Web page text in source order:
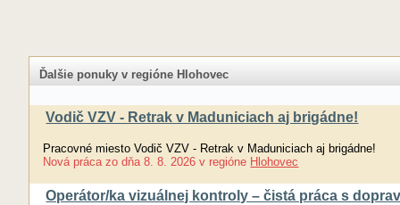
Ďalšie ponuky v regióne Hlohovec
Vodič VZV - Retrak v Maduniciach aj brigádne!
Pracovné miesto Vodič VZV - Retrak v Maduniciach aj brigádne!
Nová práca zo dňa 8. 8. 2026 v regióne Hlohovec
Operátor/ka vizuálnej kontroly – čistá práca s